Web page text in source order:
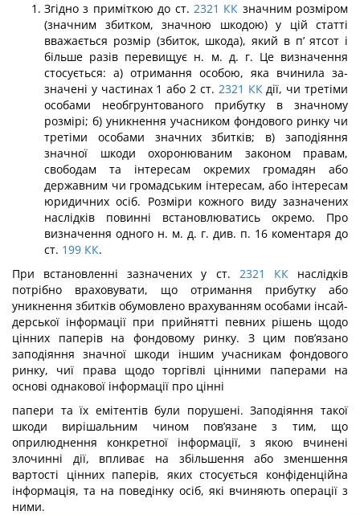
Згідно з приміткою до ст. 2321 КК значним розміром
(значним збитком, значною шкодою) у цій статті
вважається розмір (збиток, шкода), який в п’ ятсот і
більше разів перевищує н. м. д. г. Це визначення
стосується: а) отримання особою, яка вчинила за­
значені у частинах 1 або 2 ст. 2321 ККдії, чи третіми
особами необгрунтованого при­бутку в значному
розмірі; б) уникнення учасником фондового ринку чи
третіми особами значних збитків; в) заподіяння
значної шкоди охоронюваним законом правам,
свободам та інтересам окремих громадян або
державним чи громадським інтересам, або інтересам
юридичних осіб. Розміри кожного виду зазначених
наслідків повинні встановлюватись окремо. Про
визначення одного н. м. д. г. див. п. 16 коментаря до
ст. 199 КК.
При встановленні зазначених у ст. 2321 ККнаслідків
потрібно враховувати, що отримання прибутку або
уникнення збитків обумовлено врахуванням особами інсай-
дерської інформації при прийнятті певних рішень щодо
цінних паперів на фондовому ринку. З цим пов’язано
заподіяння значної шкоди іншим учасникам фондового
ринку, чиї права щодо торгівлі цінними паперами на
основі однакової інформації про цінні
папери та їх емітентів були порушені. Заподіяння такої
шкоди вирішальним чином пов’язане з тим, що
оприлюднення конкретної інформації, з якою вчинені
злочинні дії, впливає на збільшення або зменшення
вартості цінних паперів, яких стосується конфіденційна
інформація, та на поведінку осіб, які вчиняють операції з
ними.